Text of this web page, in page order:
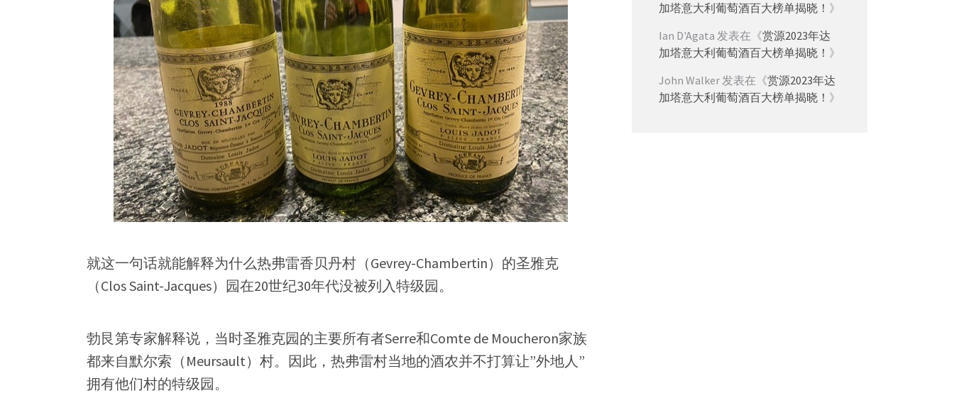
就这一句话就能解释为什么热弗雷香贝丹村（Gevrey-Chambertin）的圣雅克
（Clos Saint-Jacques）园在20世纪30年代没被列入特级园。
勃艮第专家解释说，当时圣雅克园的主要所有者Serre和Comte de Moucheron家族
都来自默尔索（Meursault）村。因此，热弗雷村当地的酒农并不打算让”外地人”
拥有他们村的特级园。
加塔意大利葡萄酒百大榜单揭晓！ 》
Ian D'Agata 发表在《赏源2023年达
加塔意大利葡萄酒百大榜单揭晓！ 》
John Walker发表在《赏源2023年达
加塔意大利葡萄酒百大榜单揭晓！ 》